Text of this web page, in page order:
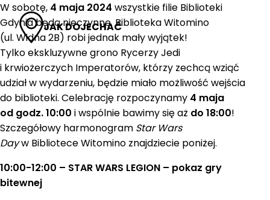
JAK DOJECHAĆ
W sobotę, 4 maja 2024 wszystkie filie Biblioteki
Gdynia będą nieczynne. Biblioteka Witomino
(ul. Widna 2B) robi jednak mały wyjątek!
Tylko ekskluzywne grono Rycerzy Jedi
i krwiożerczych Imperatorów, którzy zechcą wziąć
udział w wydarzeniu, będzie miało możliwość wejścia
do biblioteki. Celebrację rozpoczynamy 4 maja
od godz. 10:00 i wspólnie bawimy się aż do 18:00!
Szczegółowy harmonogram Star Wars
Dayw Bibliotece Witomino znajdziecie poniżej.
10:00-12:00 – STAR WARS LEGION – pokaz gry
bitewnej